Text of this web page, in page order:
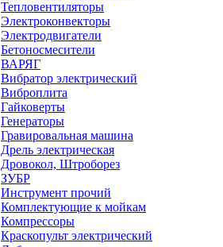
Тепловентиляторы
Электроконвекторы
Электродвигатели
Бетоносмесители
ВАРЯГ
Вибратор электрический
Виброплита
Гайковерты
Генераторы
Гравировальная машина
Дрель электрическая
Дровокол, Штроборез
ЗУБР
Инструмент прочий
Комплектующие к мойкам
Компрессоры
Краскопульт электрический